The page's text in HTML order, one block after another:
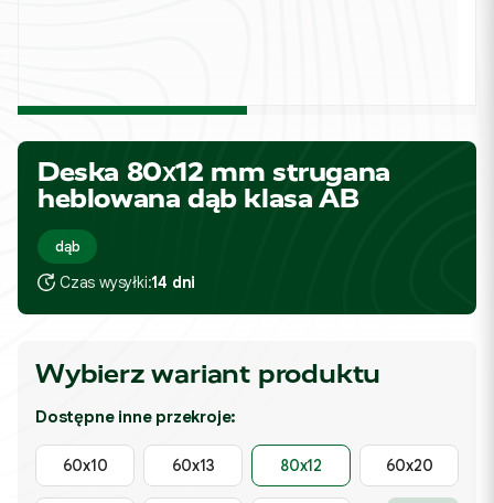
Deska 80x12 mm strugana
heblowana dąb klasa AB
dąb
Czas wysyłki:14 dni
Wybierz wariant produktu
Dostępne inne przekroje:
60x10 60x13 80x12 60x20